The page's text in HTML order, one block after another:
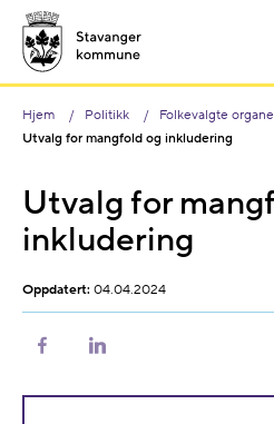
Hjem Politikk
Folkevalgte
Utvalg for mangfold og inkludering
Utvalg for
inkludering
Oppdatert: 04.04.2024
Del
Del